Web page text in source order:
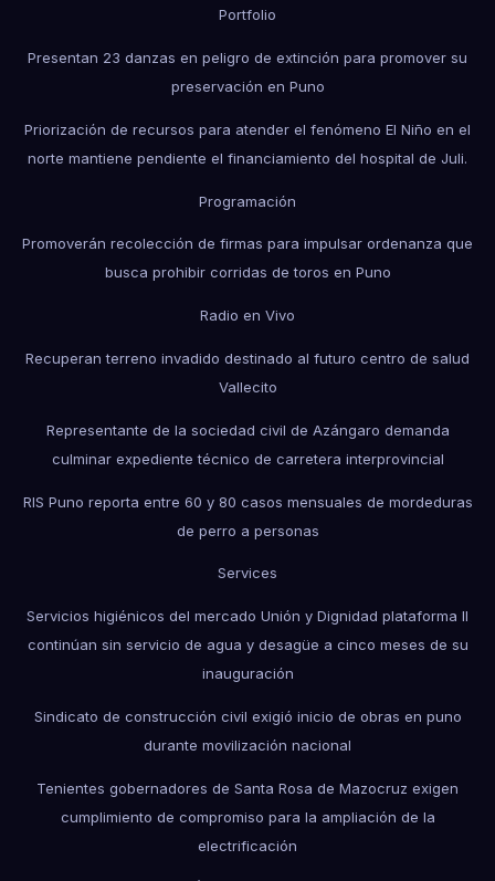
Portfolio
Presentan 23 danzas en peligro de extinción para promover su
preservación en Puno
Priorización de recursos para atender el fenómeno El Niño en el
norte mantiene pendiente el financiamiento del hospital de Juli.
Programación
Promoverán recolección de firmas para impulsar ordenanza que
busca prohibir corridas de toros en Puno
Radio en Vivo
Recuperan terreno invadido destinado al futuro centro de salud
Vallecito
Representante de la sociedad civil de Azángaro demanda
culminar expediente técnico de carretera interprovincial
RIS Puno reporta entre 60 y 80 casos mensuales de mordeduras
de perro a personas
Services
Servicios higiénicos del mercado Unión y Dignidad plataforma II
continúan sin servicio de agua y desagüe a cinco meses de su
inauguración
Sindicato de construcción civil exigió inicio de obras en puno
durante movilización nacional
Tenientes gobernadores de Santa Rosa de Mazocruz exigen
cumplimiento de compromiso para la ampliación de la
electrificación